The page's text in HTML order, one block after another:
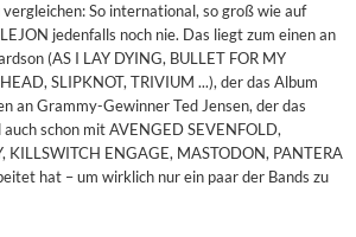
So international, so groß wie auf
jedenfalls noch nie. Das liegt zum einen an
(AS I LAY DYING, BULLET FOR MY
SLIPKNOT, TRIVIUM ...), der das Album
an Grammy-Gewinner Ted Jensen, der das
schon mit AVENGED SEVENFOLD,
KILLSWITCH ENGAGE, MASTODON, PANTERA
hat – um wirklich nur ein paar der Bands zu